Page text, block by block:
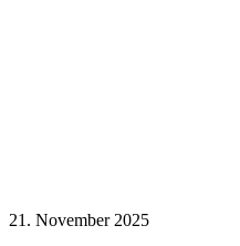
21. November 2025